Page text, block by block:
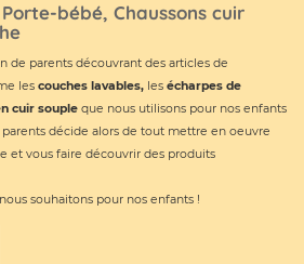
bébé, Chaussons cuir
de parents découvrant des articles de
les couches lavables, les écharpes de
cuir souple que nous utilisons pour nos enfants
décide alors de tout mettre en oeuvre
et vous faire découvrir des produits
souhaitons pour nos enfants !